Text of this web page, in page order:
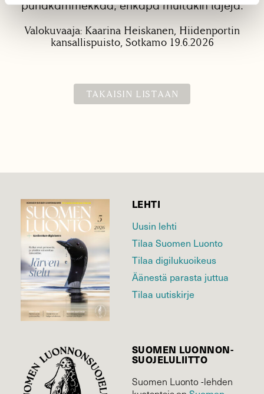
punakämmekkää, ehkäpä muitakin lajeja.
Valokuvaaja: Kaarina Heiskanen, Hiidenportin
kansallispuisto, Sotkamo 19.6.2026
TAKAISIN LISTAAN
LEHTI
Uusin lehti
Tilaa Suomen Luonto
Tilaa digilukuoikeus
Äänestä parasta juttua
Tilaa uutiskirje
SUOMEN LUONNON­
SUOJELU­LIITTO
Suomen Luonto -lehden